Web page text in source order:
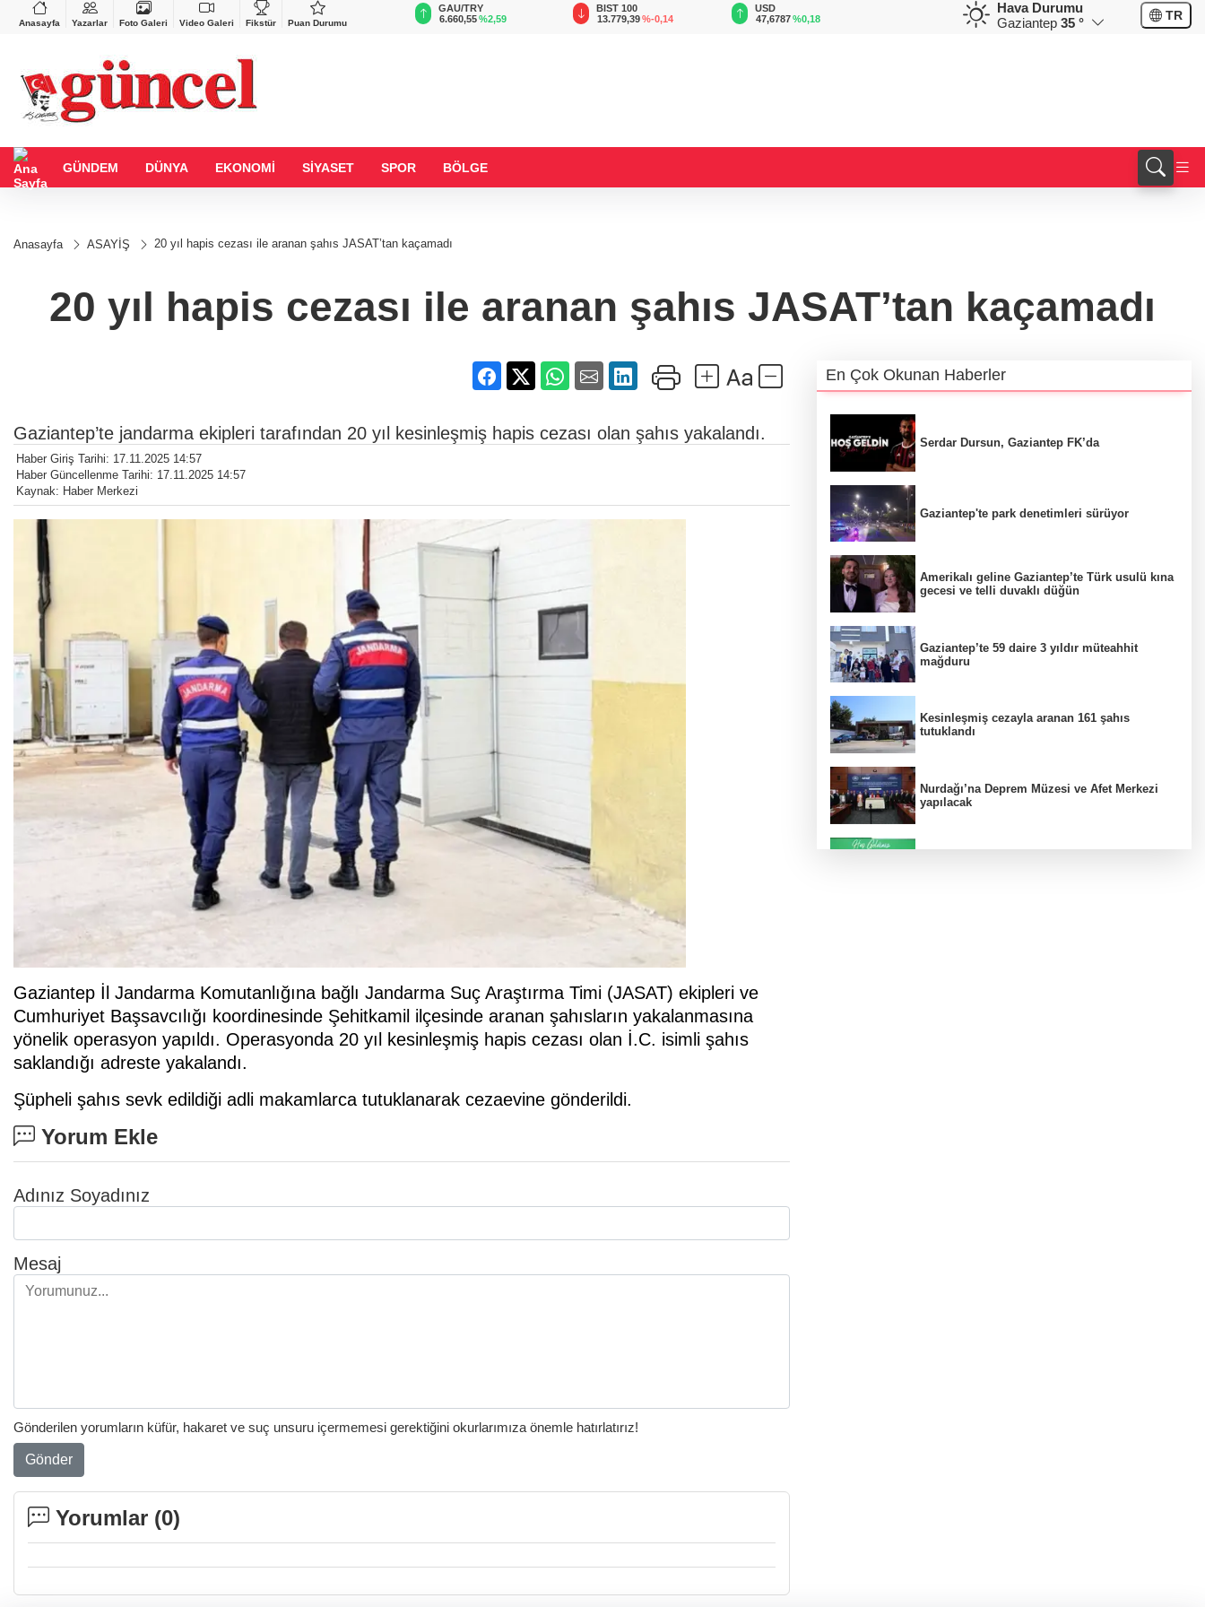
Anasayfa Yazarlar Foto Galeri Video Galeri Fikstür Puan Durumu
27,9743
%-0,22
0,0018%0,32
GAU/TRY
%2,59
BIST 100
13.779,39 %-0,14 %0,18
GBP
64,3468%0,38
59,0083
Hava Durumu
Gaziantep 35 ° TR
GÜNDEM DÜNYA EKONOMİ SİYASET SPOR BÖLGE
Anasayfa ASAYİŞ 20 yıl hapis cezası ile aranan şahıs JASAT’tan kaçamadı
20 yıl hapis cezası ile aranan şahıs JASAT’tan kaçamadı
Gaziantep’te jandarma ekipleri tarafından 20 yıl kesinleşmiş hapis cezası olan şahıs yakalandı.
Haber Giriş Tarihi: 17.11.2025 14:57
Haber Güncellenme Tarihi: 17.11.2025 14:57
Kaynak: Haber Merkezi
Gaziantep İl Jandarma Komutanlığına bağlı Jandarma Suç Araştırma Timi (JASAT) ekipleri ve
Cumhuriyet Başsavcılığı koordinesinde Şehitkamil ilçesinde aranan şahısların yakalanmasına
yönelik operasyon yapıldı. Operasyonda 20 yıl kesinleşmiş hapis cezası olan İ.C. isimli şahıs
saklandığı adreste yakalandı.
Şüpheli şahıs sevk edildiği adli makamlarca tutuklanarak cezaevine gönderildi.
Yorum Ekle
Adınız Soyadınız
Mesaj
Gönderilen yorumların küfür, hakaret ve suç unsuru içermemesi gerektiğini okurlarımıza önemle hatırlatırız!
Gönder
Yorumlar (0)
En Çok Okunan Haberler
Serdar Dursun, Gaziantep FK’da
Gaziantep'te park denetimleri sürüyor
Amerikalı geline Gaziantep’te Türk usulü kına
gecesi ve telli duvaklı düğün
Gaziantep’te 59 daire 3 yıldır müteahhit
mağduru
Kesinleşmiş cezayla aranan 161 şahıs
tutuklandı
Nurdağı’na Deprem Müzesi ve Afet Merkezi
yapılacak